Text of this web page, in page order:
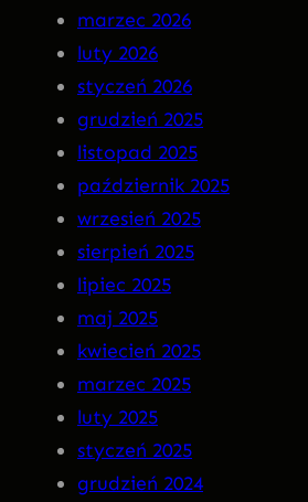
r
g
o
marzec 2026
luty 2026
styczeń 2026
grudzień 2025
listopad 2025
październik 2025
wrzesień 2025
sierpień 2025
lipiec 2025
maj 2025
kwiecień 2025
marzec 2025
luty 2025
styczeń 2025
grudzień 2024